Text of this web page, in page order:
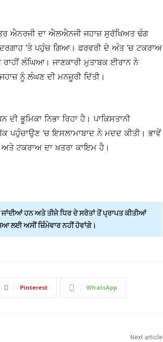
ਐਨਰਜੀ ਦਾ ਐਲਐਨਜੀ ਜਹਾਜ਼ ਸੁਰੱਖਿਅਤ ਢੰਗ
‘ਤੇ ਪਹੁੰਚ ਗਿਆ। ਫਰਵਰੀ ਦੇ ਅੰਤ ‘ਚ ਟਕਰਾਅ
ਲੰਘਿਆ। ਜਾਣਕਾਰੀ ਮੁਤਾਬਕ ਈਰਾਨ ਨੇ
ਨੂੰ ਲੰਘਣ ਦੀ ਮਨਜ਼ੂਰੀ ਦਿੱਤੀ।
ਭੂਮਿਕਾ ਨਿਭਾ ਰਿਹਾ ਹੈ। ਪਾਕਿਸਤਾਨੀ
ਪਹੁੰਚਾਉਣ ‘ਚ ਇਸਲਾਮਾਬਾਦ ਨੇ ਮਦਦ ਕੀਤੀ। ਭਾਵੇਂ
ਟਕਰਾਅ ਦਾ ਖ਼ਤਰਾ ਕਾਇਮ ਹੈ।
ਹਨ ਅਤੇ ਤੀਜੇ ਧਿਰ ਦੇ ਸਰੋਤਾਂ ਤੋਂ ਪ੍ਰਾਪਤ ਕੀਤੀਆਂ
ਲਈ ਅਸੀਂ ਜ਼ਿੰਮੇਵਾਰ ਨਹੀਂ ਹੋਵਾਂਗੇ।
Pinterest WhatsApp
Next article